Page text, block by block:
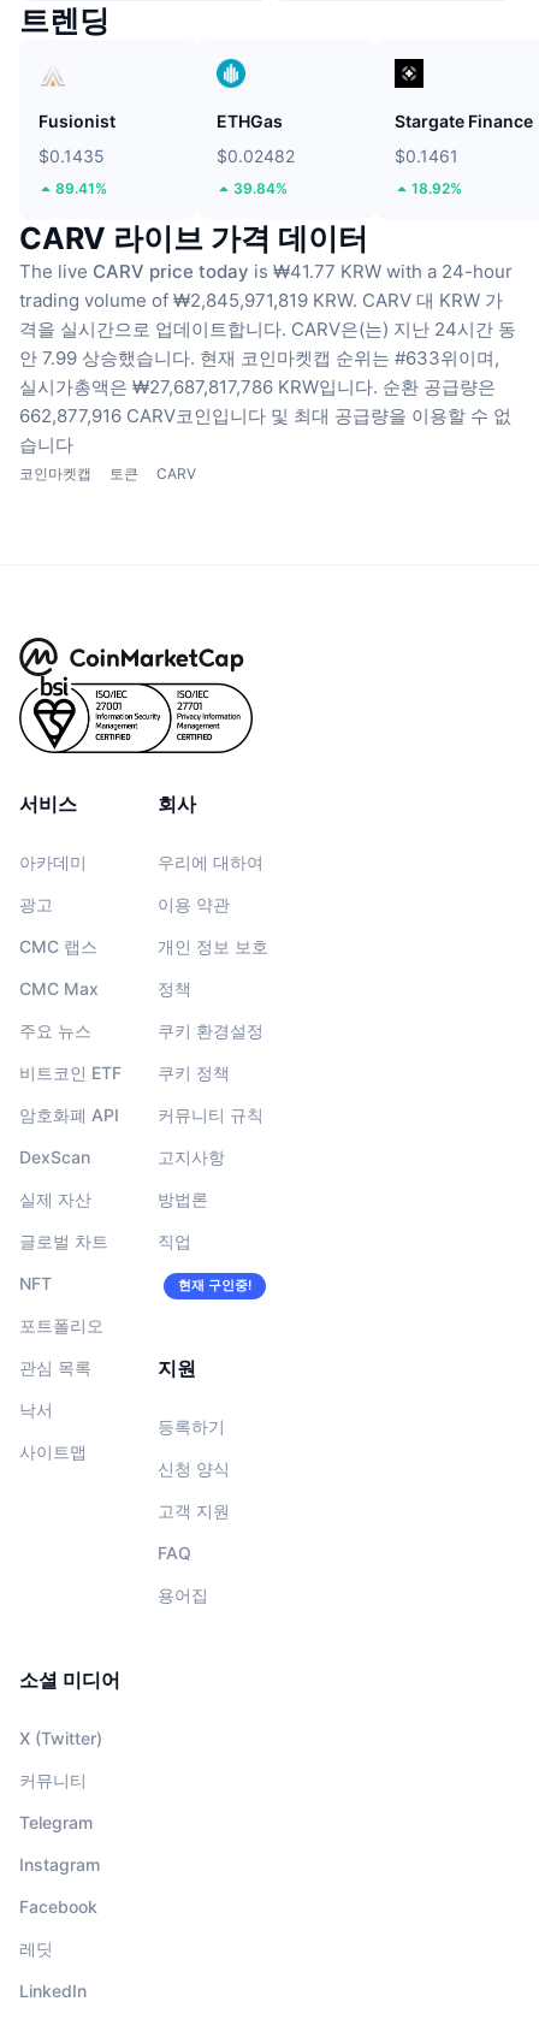
트렌딩
Fusionist
$0.1435
89.41%
ETHGas
$0.02482
39.84%
Stargate Finance
$0.1461
18.92%
CARV 라이브 가격 데이터
The live CARV price today is ₩41.77 KRW with a 24-hour
trading volume of ₩2,845,971,819 KRW. CARV 대 KRW 가
격을 실시간으로 업데이트합니다. CARV은(는) 지난 24시간 동
안 7.99 상승했습니다. 현재 코인마켓캡 순위는 #633위이며,
실시가총액은 ₩27,687,817,786 KRW입니다. 순환 공급량은
662,877,916 CARV코인입니다 및 최대 공급량을 이용할 수 없
습니다
코인마켓캡 토큰 CARV
서비스
아카데미
광고
CMC 랩스
CMC Max
주요 뉴스
비트코인 ETF
암호화폐 API
DexScan
실제 자산
글로벌 차트
NFT
포트폴리오
관심 목록
낙서
사이트맵
회사
우리에 대하여
이용 약관
개인 정보 보호
정책
쿠키 환경설정
쿠키 정책
커뮤니티 규칙
고지사항
방법론
직업
현재 구인중!
지원
등록하기
신청 양식
고객 지원
FAQ
용어집
소셜 미디어
X (Twitter)
커뮤니티
Telegram
Instagram
Facebook
레딧
LinkedIn